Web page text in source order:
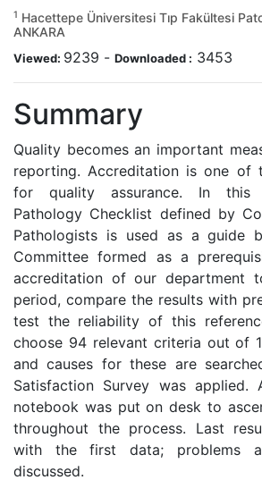
1 Hacettepe Üniversitesi Tıp Fakültesi
ANKARA
Viewed: 9239 - Downloaded : 3453
Summary
Quality becomes an important
reporting. Accreditation is one of
for quality assurance. In this
Pathology Checklist defined by
Pathologists is used as a guide
Committee formed as a
accreditation of our department
period, compare the results with
test the reliability of this
choose 94 relevant criteria out of
and causes for these are
Satisfaction Survey was applied.
notebook was put on desk to
throughout the process. Last
with the first data; problems
discussed.